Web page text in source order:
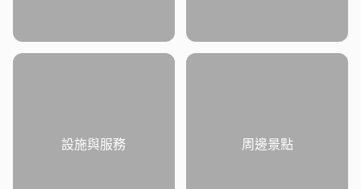
設施與服務 周邊景點